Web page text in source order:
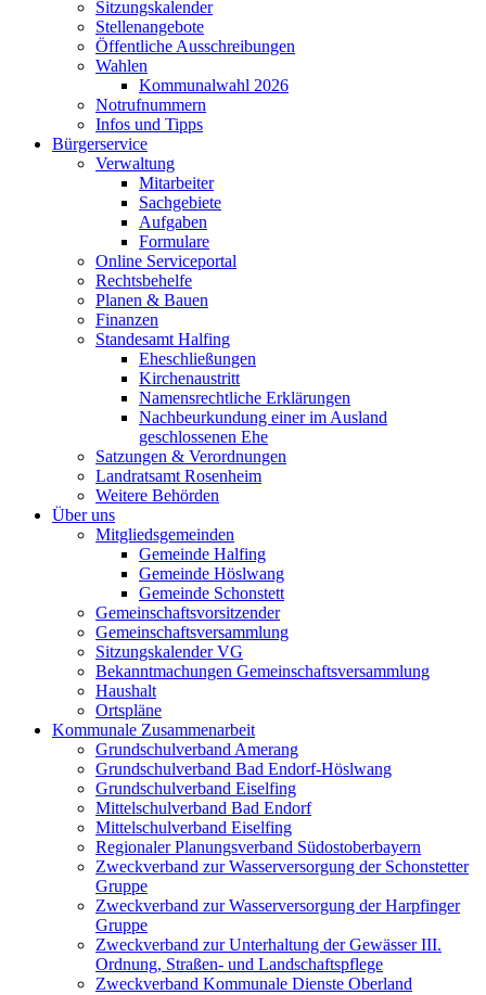
Sitzungskalender
Stellenangebote
Öffentliche Ausschreibungen
Wahlen
Kommunalwahl 2026
Notrufnummern
Infos und Tipps
Bürgerservice
Verwaltung
Mitarbeiter
Sachgebiete
Aufgaben
Formulare
Online Serviceportal
Rechtsbehelfe
Planen & Bauen
Finanzen
Standesamt Halfing
Eheschließungen
Kirchenaustritt
Namensrechtliche Erklärungen
Nachbeurkundung einer im Ausland
geschlossenen Ehe
Satzungen & Verordnungen
Landratsamt Rosenheim
Weitere Behörden
Über uns
Mitgliedsgemeinden
Gemeinde Halfing
Gemeinde Höslwang
Gemeinde Schonstett
Gemeinschaftsvorsitzender
Gemeinschaftsversammlung
Sitzungskalender VG
Bekanntmachungen Gemeinschaftsversammlung
Haushalt
Ortspläne
Kommunale Zusammenarbeit
Grundschulverband Amerang
Grundschulverband Bad Endorf-Höslwang
Grundschulverband Eiselfing
Mittelschulverband Bad Endorf
Mittelschulverband Eiselfing
Regionaler Planungsverband Südostoberbayern
Zweckverband zur Wasserversorgung der Schonstetter
Gruppe
Zweckverband zur Wasserversorgung der Harpfinger
Gruppe
Zweckverband zur Unterhaltung der Gewässer III.
Ordnung, Straßen- und Landschaftspflege
Zweckverband Kommunale Dienste Oberland